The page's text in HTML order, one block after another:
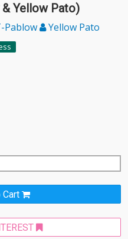
Yellow Pato)
Pablow Yellow Pato
Cart